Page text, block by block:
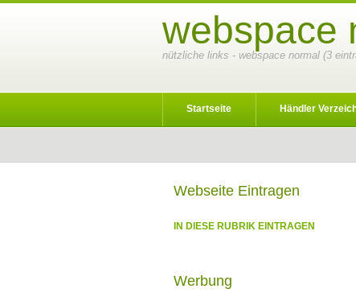
webspace
nützliche links - webspace normal (3
Startseite Händler
Webseite Eintragen
IN DIESE RUBRIK EINTRAGEN
Werbung